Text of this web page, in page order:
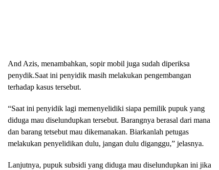
And Azis, menambahkan, sopir mobil juga sudah diperiksa
penydik.Saat ini penyidik masih melakukan pengembangan
terhadap kasus tersebut.
“Saat ini penyidik lagi memenyelidiki siapa pemilik pupuk yang
diduga mau diselundupkan tersebut. Barangnya berasal dari mana
dan barang tetsebut mau dikemanakan. Biarkanlah petugas
melakukan penyelidikan dulu, jangan dulu diganggu,” jelasnya.
Lanjutnya, pupuk subsidi yang diduga mau diselundupkan ini jika